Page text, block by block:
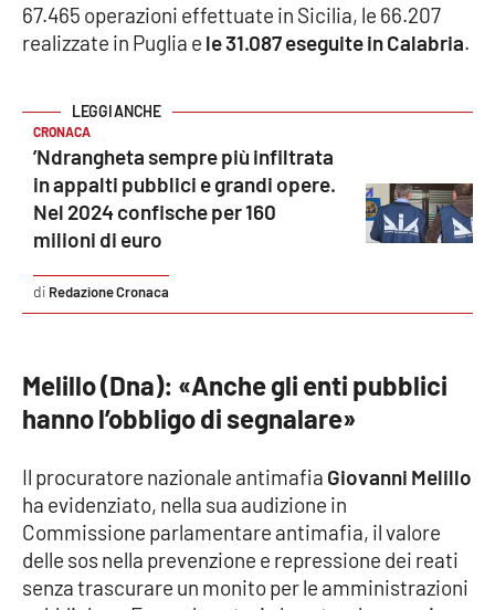
APP
Apple
67.465 operazioni effettuate in Sicilia, le 66.207
realizzate in Puglia e le 31.087 eseguite in Calabria.
CRONACA
’Ndrangheta sempre più infiltrata
in appalti pubblici e grandi opere.
Nel 2024 confische per 160
milioni di euro
Redazione Cronaca
Melillo (Dna): «Anche gli enti pubblici
hanno l’obbligo di segnalare»
Il procuratore nazionale antimafia Giovanni Melillo
ha evidenziato, nella sua audizione in
Commissione parlamentare antimafia, il valore
delle sos nella prevenzione e repressione dei reati
senza trascurare un monito per le amministrazioni